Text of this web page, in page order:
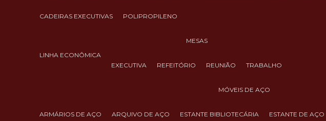
CADEIRAS EXECUTIVAS POLIPROPILENO
LINHA ECONÔMICA
MESAS
EXECUTIVA REFEITÓRIO REUNIÃO TRABALHO
MÓVEIS DE AÇO
ARMÁRIOS DE AÇO ARQUIVO DE AÇO ESTANTE BIBLIOTECÁRIA ESTANTE DE AÇO